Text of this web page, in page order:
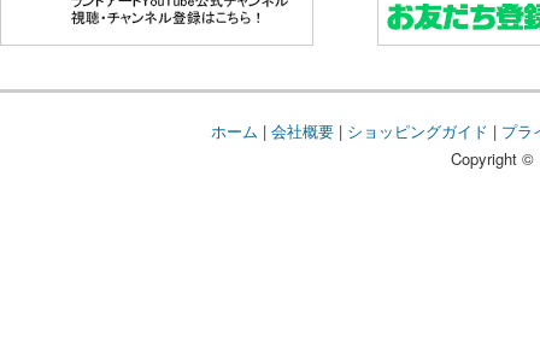
ホーム | 会社概要| ショッピングガイド | プラ
Copyright ©